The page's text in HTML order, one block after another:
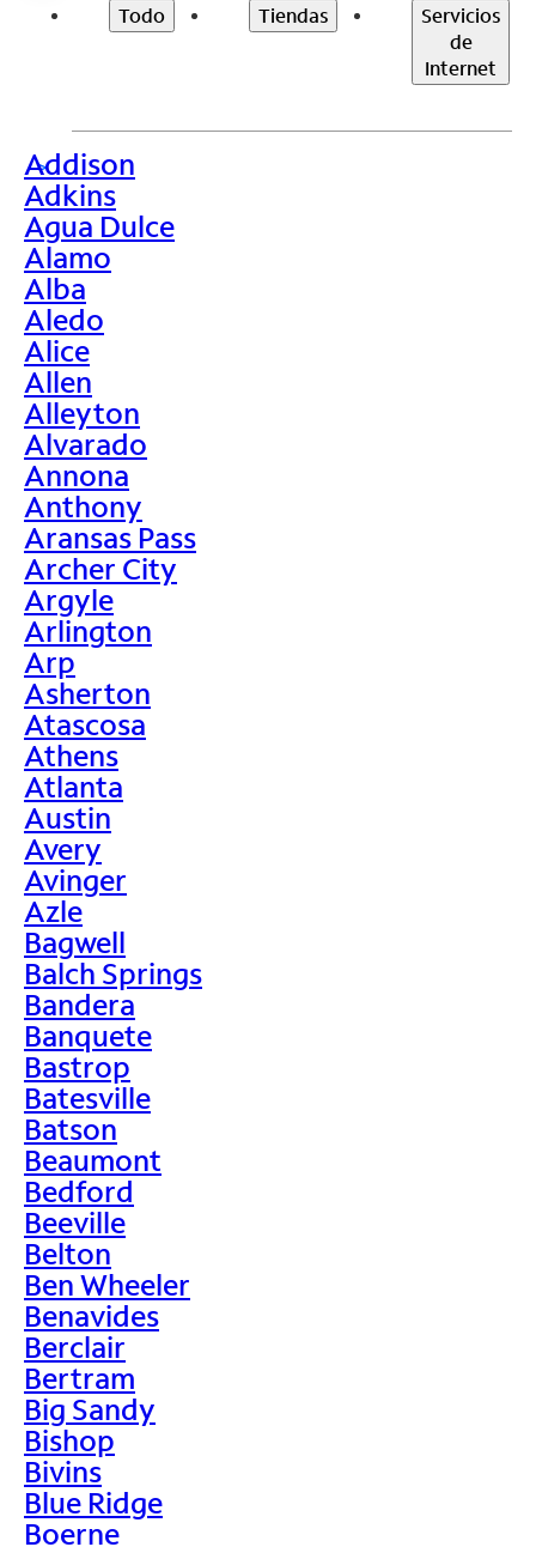
Todo Tiendas
Servicios
de
Internet
>
Addison
Adkins
Agua Dulce
Alamo
Alba
Aledo
Alice
Allen
Alleyton
Alvarado
Annona
Anthony
Aransas Pass
Archer City
Argyle
Arlington
Arp
Asherton
Atascosa
Athens
Atlanta
Austin
Avery
Avinger
Azle
Bagwell
Balch Springs
Bandera
Banquete
Bastrop
Batesville
Batson
Beaumont
Bedford
Beeville
Belton
Ben Wheeler
Benavides
Berclair
Bertram
Big Sandy
Bishop
Bivins
Blue Ridge
Boerne